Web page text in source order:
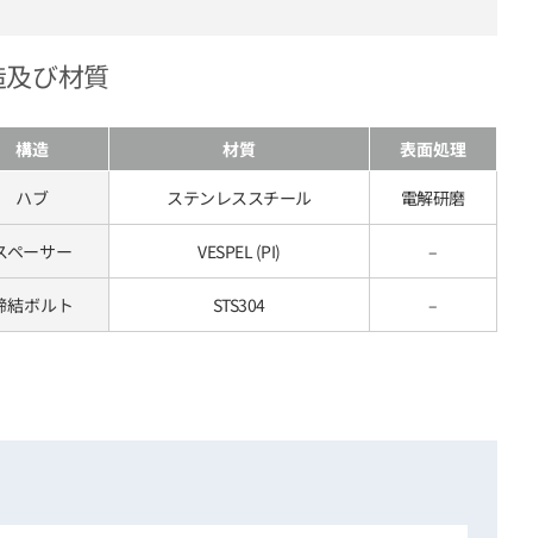
び材質
構造 材質 表面処理
ハブ ステンレススチール 電解研磨
ペーサー VESPEL (PI) –
結ボルト STS304 –